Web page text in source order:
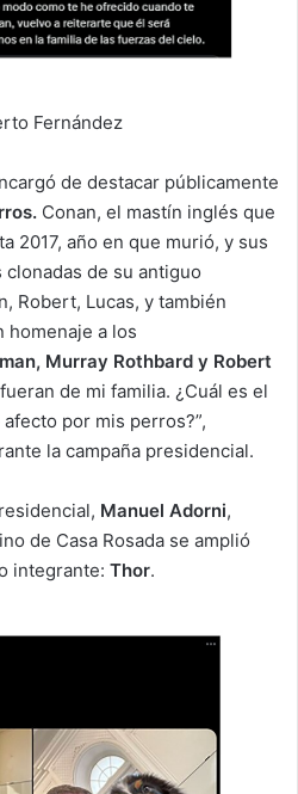
Fernández
de destacar públicamente
Conan, el mastín inglés que
2017, año en que murió, y sus
clonadas de su antiguo
Robert, Lucas, y también
homenaje a los
Murray Rothbard y Robert
de mi familia. ¿Cuál es el
por mis perros?”,
la campaña presidencial.
Manuel Adorni,
de Casa Rosada se amplió
integrante: Thor.